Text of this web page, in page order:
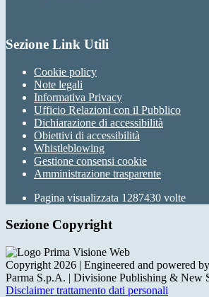
Sezione Link Utili
Cookie policy
Note legali
Informativa Privacy
Ufficio Relazioni con il Pubblico
Dichiarazione di accessibilità
Obiettivi di accessibilità
Whistleblowing
Gestione consensi cookie
Amministrazione trasparente
Pagina visualizzata 1287430 volte
Sezione Copyright
Copyright 2026 | Engineered and powered
Parma S.p.A. | Divisione Publishing & New
Disclaimer trattamento dati personali